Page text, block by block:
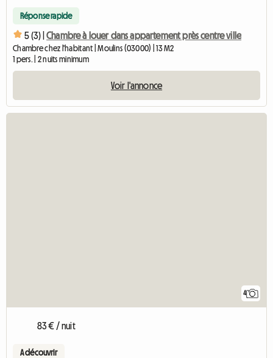
Réponse rapide
5 (3) | Chambre à louer dans appartement près centre ville
Chambre chez l'habitant | Moulins (03000) | 13 M2
1 pers. | 2 nuits minimum
Voir l'annonce
4
83 € / nuit
A découvrir